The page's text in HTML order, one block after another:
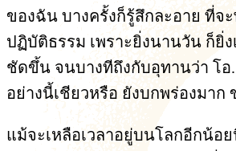
ของฉัน บางครั้งก็รู้สึกละอาย ที่จ
ปฏิบัติธรรม เพราะยิ่งนานวัน ก็ยิ่
ชัดขึ้น จนบางทีถึงกับอุทานว่า โอ
อย่างนี้เชียวหรือ ยังบกพร่องมาก
แม้จะเหลือเวลาอยู่บนโลกอีกน้อ